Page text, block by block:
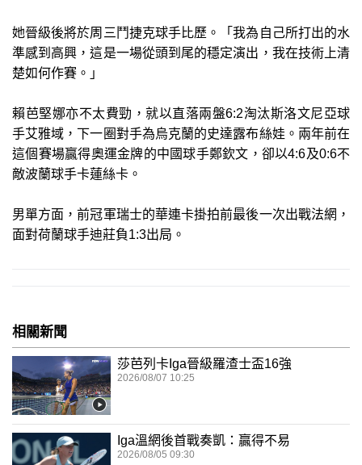
她晉級後將於周三鬥捷克球手比歷。「我為自己所打出的水
準感到高興，這是一場從頭到尾的穩定演出，我在技術上清
楚如何作賽。」
賴芭堅娜亦不太費勁，就以直落兩盤6:2淘汰斯洛文尼亞球
手艾雅域，下一圈對手為烏克蘭的史達露布絲娃。兩年前在
這個賽場贏得奧運金牌的中國球手鄭欽文，卻以4:6及0:6不
敵波蘭球手卡蓮絲卡。
男單方面，前冠軍瑞士的華連卡掛拍前最後一次出戰法網，
面對荷蘭球手迪莊負1:3出局。
相關新聞
莎芭列卡Iga晉級羅渣士盃16強
2026/08/07 10:25
Iga溫網後首戰奏凱：贏得不易
2026/08/05 09:30